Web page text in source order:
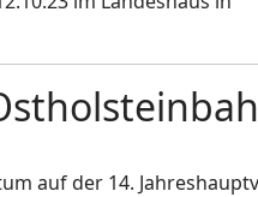
auf der 14.